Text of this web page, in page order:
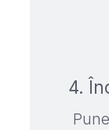
4.